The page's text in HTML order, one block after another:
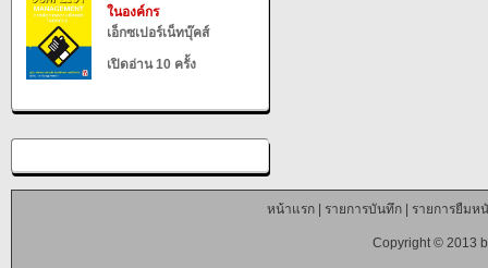
ในองค์กร
เอ็กซเปอร์เน็ทบุ๊คส์
เปิดอ่าน 10 ครั้ง
หน้าแรก| รายการบันทึก| รายการยืมห
Copyright © 2013